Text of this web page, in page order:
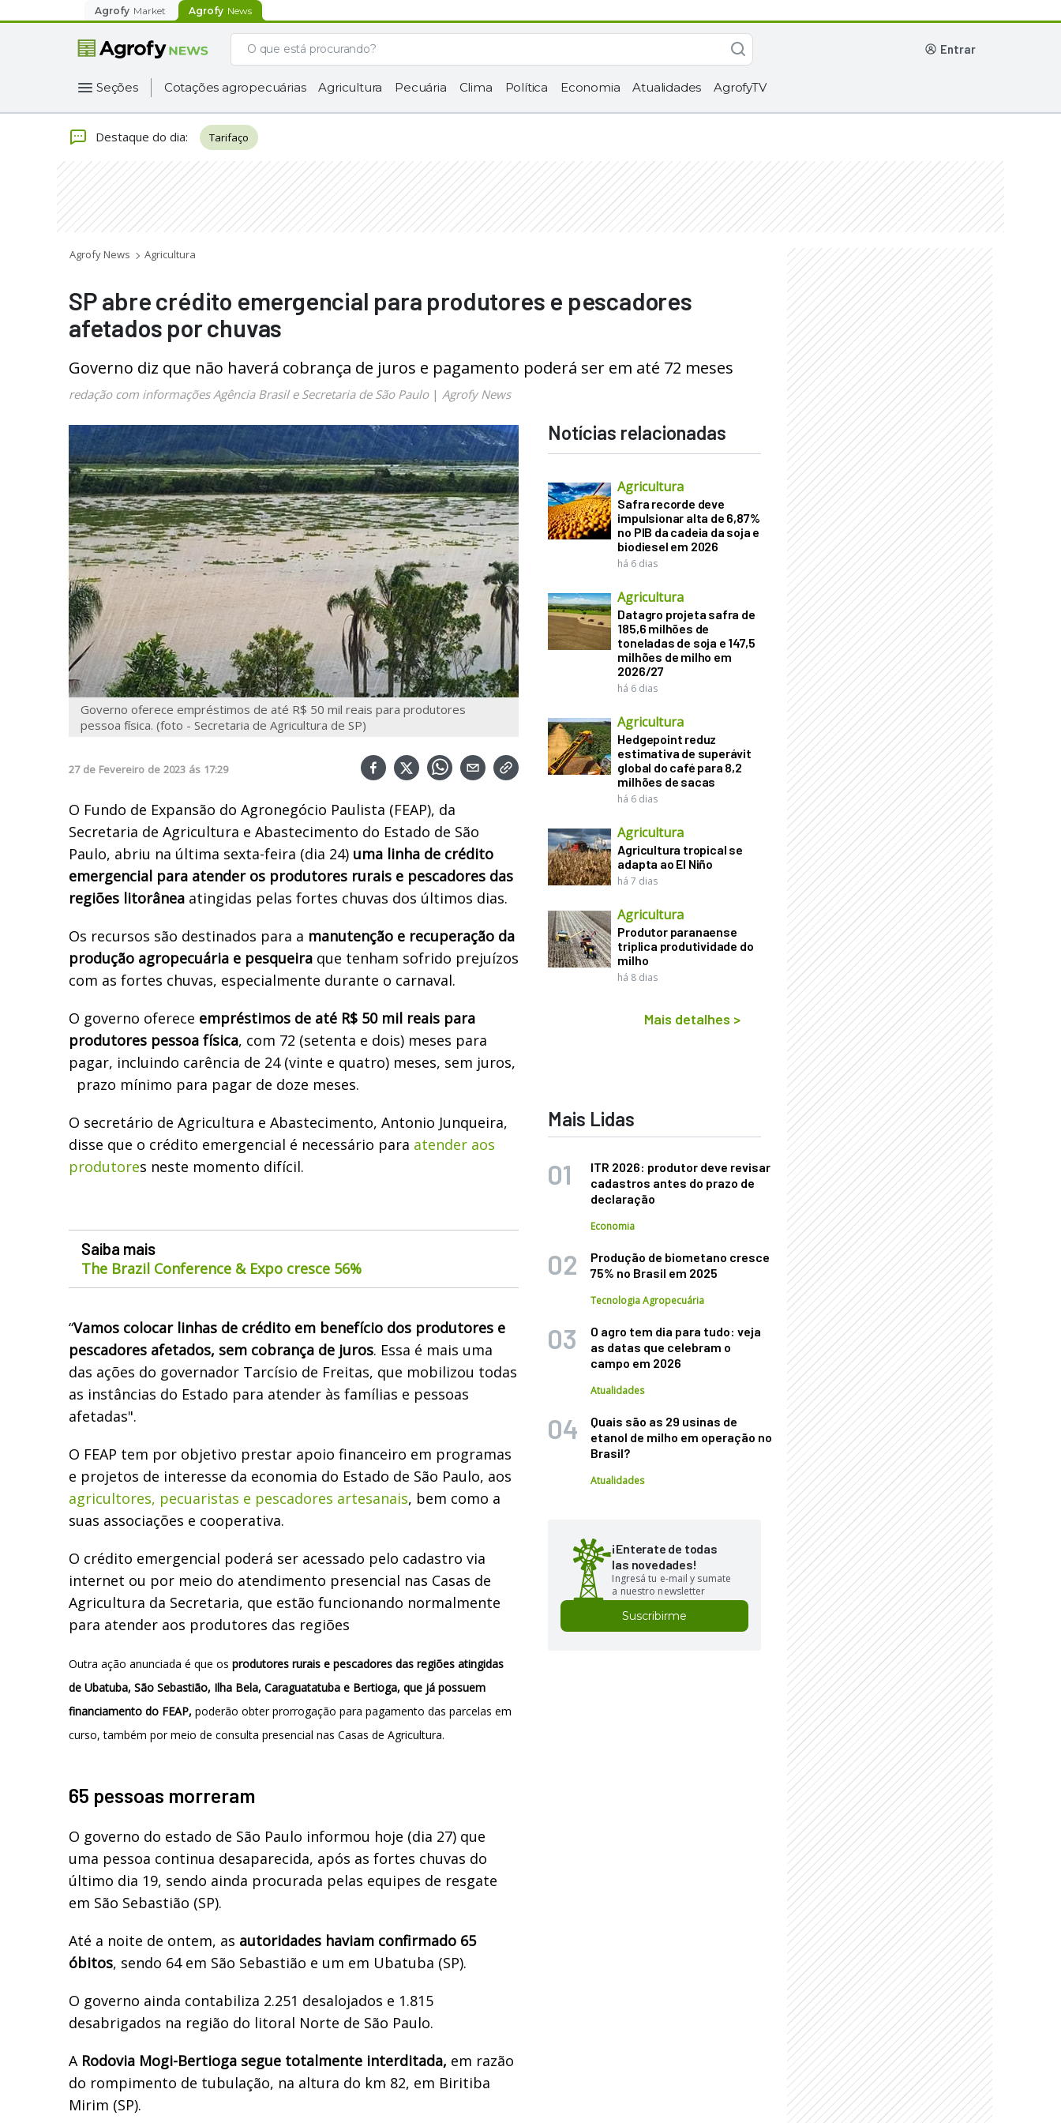
Agrofy Market Agrofy News
entrar
Seções Cotações agropecuárias Agricultura Pecuária Clima Política Economia Atualidades AgrofyTV
Destaque do dia: Tarifaço
Agrofy News Agricultura
SP abre crédito emergencial para produtores e pescadores
afetados por chuvas
Governo diz que não haverá cobrança de juros e pagamento poderá ser em até 72 meses
redação com informações Agência Brasil e Secretaria de São Paulo| Agrofy News
Governo oferece empréstimos de até R$ 50 mil reais para produtores
pessoa física. (foto - Secretaria de Agricultura de SP)
27 de Fevereiro de 2023 ás 17:29
O Fundo de Expansão do Agronegócio Paulista (FEAP), da
Secretaria de Agricultura e Abastecimento do Estado de São
Paulo, abriu na última sexta-feira (dia 24) uma linha de crédito
emergencial para atender os produtores rurais e pescadores das
regiões litorânea atingidas pelas fortes chuvas dos últimos dias.
Os recursos são destinados para a manutenção e recuperação da
produção agropecuária e pesqueira que tenham sofrido prejuízos
com as fortes chuvas, especialmente durante o carnaval.
O governo oferece empréstimos de até R$ 50 mil reais para
produtores pessoa física, com 72 (setenta e dois) meses para
pagar, incluindo carência de 24 (vinte e quatro) meses, sem juros,
prazo mínimo para pagar de doze meses.
O secretário de Agricultura e Abastecimento, Antonio Junqueira,
disse que o crédito emergencial é necessário para atender aos
produtores neste momento difícil.
Saiba mais
The Brazil Conference & Expo cresce 56%
“Vamos colocar linhas de crédito em benefício dos produtores e
pescadores afetados, sem cobrança de juros. Essa é mais uma
das ações do governador Tarcísio de Freitas, que mobilizou todas
as instâncias do Estado para atender às famílias e pessoas
afetadas".
O FEAP tem por objetivo prestar apoio financeiro em programas
e projetos de interesse da economia do Estado de São Paulo, aos
agricultores, pecuaristas e pescadores artesanais, bem como a
suas associações e cooperativa.
O crédito emergencial poderá ser acessado pelo cadastro via
internet ou por meio do atendimento presencial nas Casas de
Agricultura da Secretaria, que estão funcionando normalmente
para atender aos produtores das regiões
Outra ação anunciada é que os produtores rurais e pescadores das regiões atingidas
de Ubatuba, São Sebastião, Ilha Bela, Caraguatatuba e Bertioga, que já possuem
financiamento do FEAP, poderão obter prorrogação para pagamento das parcelas em
curso, também por meio de consulta presencial nas Casas de Agricultura.
65 pessoas morreram
O governo do estado de São Paulo informou hoje (dia 27) que
uma pessoa continua desaparecida, após as fortes chuvas do
último dia 19, sendo ainda procurada pelas equipes de resgate
em São Sebastião (SP).
Até a noite de ontem, as autoridades haviam confirmado 65
óbitos, sendo 64 em São Sebastião e um em Ubatuba (SP).
O governo ainda contabiliza 2.251 desalojados e 1.815
desabrigados na região do litoral Norte de São Paulo.
A Rodovia Mogi-Bertioga segue totalmente interditada, em razão
do rompimento de tubulação, na altura do km 82, em Biritiba
Mirim (SP).
Notícias relacionadas
Agricultura
Safra recorde deve
impulsionar alta de 6,87%
no PIB da cadeia da soja e
biodiesel em 2026
há 6 dias
Agricultura
Datagro projeta safra de
185,6 milhões de
toneladas de soja e 147,5
milhões de milho em
2026/27
há 6 dias
Agricultura
Hedgepoint reduz
estimativa de superávit
global do café para 8,2
milhões de sacas
há 6 dias
Agricultura
Agricultura tropical se
adapta ao El Niño
há 7 dias
Agricultura
Produtor paranaense
triplica produtividade do
milho
há 8 dias
Mais detalhes >
Mais Lidas
ITR 2026: produtor deve revisar
cadastros antes do prazo de
declaração
Economia
Produção de biometano cresce
75% no Brasil em 2025
Tecnologia Agropecuária
O agro tem dia para tudo: veja
as datas que celebram o
campo em 2026
Atualidades
Quais são as 29 usinas de
etanol de milho em operação no
Brasil?
Atualidades
¡Enterate de todas
las novedades!
Ingresá tu e-mail y sumate
a nuestro newsletter
Suscribirme